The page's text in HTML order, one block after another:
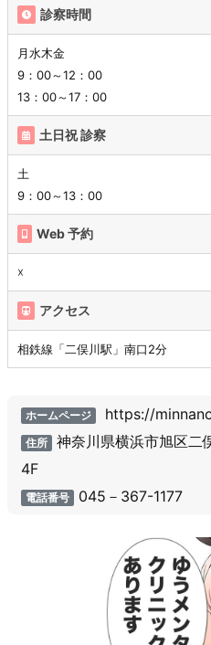
診察時間
月水木金
9：00～12：00
13：00～17：00
土日祝 診察
土
9：00～13：00
Web 予約
☓
アクセス
相鉄線「二俣川駅」南口2分
ホームページ https://
住所 神奈川県横浜市旭区二
4F
電話番号 045－367-1177